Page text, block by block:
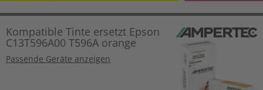
Kompatible Tinte ersetzt Epson
C13T596A00 T596A orange
Passende Geräte anzeigen